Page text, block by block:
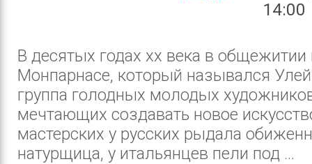
14:00
В десятых годах хх века в общежитии
Монпарнасе, который назывался
группа голодных молодых
мечтающих создавать новое
мастерских у русских рыдала
натурщица, у итальянцев пели под ...